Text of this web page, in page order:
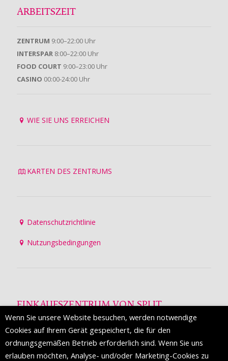
ARBEITSZEIT
ZENTRUM 9:00–22:00 Uhr
INTERSPAR 8:00–22:00 Uhr
FOOD COURT 9:00–23:00 Uhr
CASINO 00:00-24:00 Uhr
WIE SIE UNS ERREICHEN
KARTEN DES ZENTRUMS
Datenschutzrichtlinie
Nutzungsbedingungen
EINKAUFSZENTRUM VON SPLIT
Die Mall of Split
ist ein prestigeträchtiges Einkaufsziel mit
etwa 200 Einzelhandelsmarken und einer Reihe von
Weltmodemarken, die zum ersten Mal in Split erscheinen.
Wenn Sie unsere Website besuchen, werden notwendige
Cookies auf Ihrem Gerät gespeichert, die für den
ordnungsgemäßen Betrieb erforderlich sind. Wenn Sie uns
erlauben möchten, Analyse- und/oder Marketing-Cookies zu